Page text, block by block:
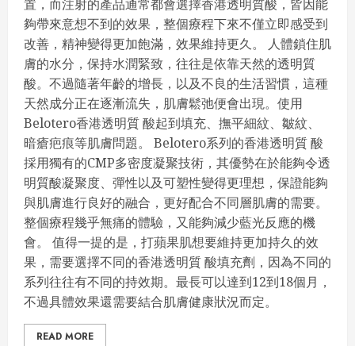
置，而注射的產品通常都會選擇香港透明質酸，皆因能
夠帶來意想不到的效果，整個療程下來不僅立即感受到
改善，精神變得更加飽滿，效果維持更久。 人體鎖住肌
膚的水分，保持水潤緊致，往往是依靠天然的透明質
酸。不過隨著年齡的增長，以及不良的生活習慣，這種
天然成分正在逐漸流失，肌膚鬆弛便會出現。使用
Belotero香港透明質 酸起到填充、撫平細紋、皺紋、
暗瘡疤痕等肌膚問題。 Belotero系列的香港透明質 酸
採用獨有的CMP多密度凝聚技術，其優勢在於能夠令透
明質酸凝聚度、彈性以及可塑性變得更理想，保證能夠
與肌膚進行良好的融合，更好配合不同層肌膚的需要。
整個療程幾乎無痛的體驗，又能夠減少藍光反應的機
會。 值得一提的是，打蘋果肌想要維持更加持久的效
果，需要選擇不同的香港透明質 酸填充劑，因為不同的
系列往往有不同的持效期。最長可以達到12到18個月，
不過具體效果還需要結合肌膚健康狀況而定。
READ MORE